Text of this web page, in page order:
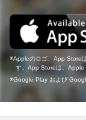
Appleのロゴ、App Store
す。App Storeは、Apple
Google Play および